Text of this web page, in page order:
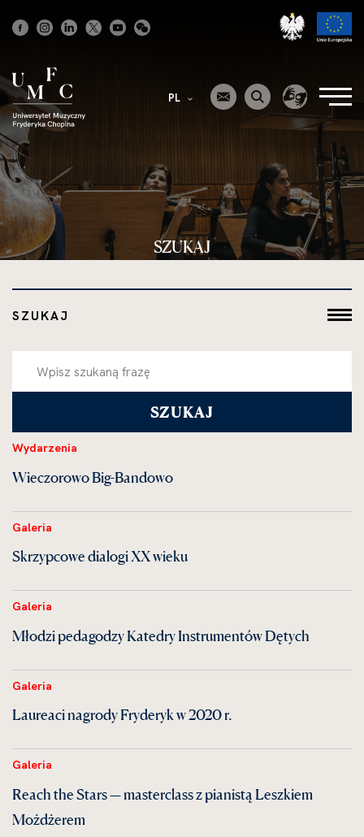
PL
SZUKAJ
SZUKAJ
Wydarzenia
Wieczorowo Big-Bandowo
Galeria
Skrzypcowe dialogi XX wieku
Galeria
Młodzi pedagodzy Katedry Instrumentów Dętych
Galeria
Laureaci nagrody Fryderyk w 2020 r.
Galeria
Reach the Stars — masterclass z pianistą Leszkiem
Możdżerem